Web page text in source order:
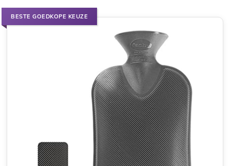
BESTE GOEDKOPE KEUZE